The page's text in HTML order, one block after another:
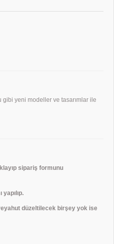
gibi yeni modeller ve tasarımlar ile
sipariş formunu
düzeltilecek birşey yok ise